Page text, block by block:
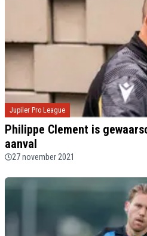
Jupiler Pro League
Philippe Clement is
aanval
27 november 2021